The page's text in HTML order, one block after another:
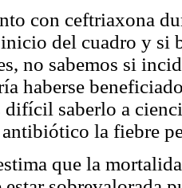
con ceftriaxona
del cuadro y si
no sabemos si
haberse
difícil saberlo a
antibiótico la fiebre
que la